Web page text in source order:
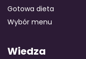
Gotowa dieta
Wybór menu
Wiedza